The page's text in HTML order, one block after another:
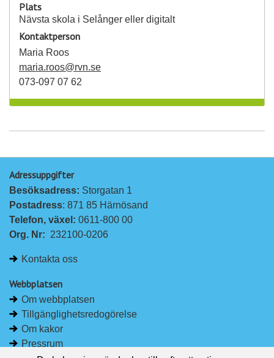
Plats
Nävsta skola i Selånger eller digitalt
Kontaktperson
Maria Roos
maria.roos@rvn.se
073-097 07 62
Adressuppgifter
Besöksadress: Storgatan 1
Postadress: 871 85 Härnösand
Telefon, växel: 0611-800 00
Org. Nr: 232100-0206
Kontakta oss
Webbplatsen
Om webbplatsen
Tillgänglighetsredogörelse
Om kakor
Pressrum